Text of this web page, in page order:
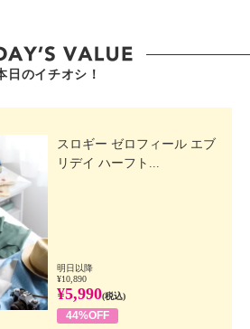
ヒノキ油、ニオイテンジクアオ
ム−５ １、ＢＧ、ハチミツ、オ
バラ花油、 イランイラン花
体、グルコノラクトン、ＰＰＧ
スカイガンショウ 樹皮エキ
牛乳）、カンゾウ根エキス、グ
タンジオール、アリストテ リ
ス、ユーカリ葉エキス、オウレ
ケエキス、スチレインズ、ユズ
、ＥＤＴＡ−２Ｎａ、トコフェ
クエン酸Ｎａ
日のイチオシ！
スロギー ゼロフィール エブ
リデイ ハーフト...
明日以降
¥10,890
¥5,990(税込)
44%OFF